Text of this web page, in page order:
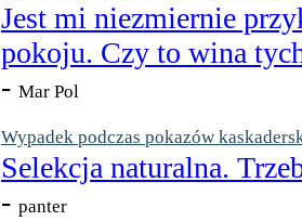
Jest mi niezmiernie
pokoju. Czy to wina
- Mar Pol
Wypadek podczas pokazów
Selekcja naturalna.
- panter